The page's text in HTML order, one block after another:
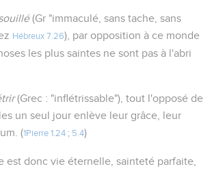
(Gr "immaculé, sans tache, sans
Hébreux 7.26), par opposition à ce monde
les plus saintes ne sont pas à l'abri
(Grec : "inflétrissable"), tout l'opposé de
un seul jour enlève leur grâce, leur
(1Pierre 1.24 ; 5.4)
est donc vie éternelle, sainteté parfaite,